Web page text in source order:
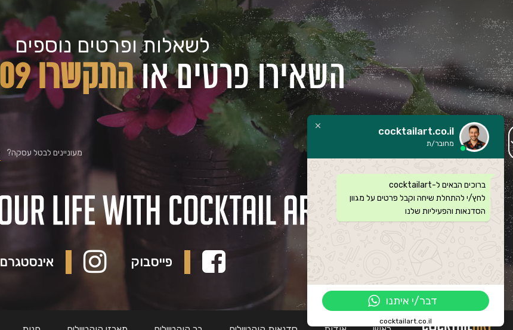
לשאלות ופרטים נוספים
השאירו פרטים אוהתקשרו 03-5224009
מעוניינים לבטל עסקה?
פייסבוק אינסטגרם
cocktailart.co.il
מחובר/ת
ברוכים הבאים ל-cocktailart
לחץ/י להתחלת שיחה וקבל פרטים על מגוון
הסדנאות והפעיליות שלנו
דבר/י איתנו
cocktailart.co.il